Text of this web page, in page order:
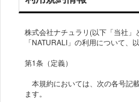
株式会社ナチュラリ(以下「当社」
「NATURALI」の利用について、
第1条（定義）
本規約においては、次の各号記
ます。